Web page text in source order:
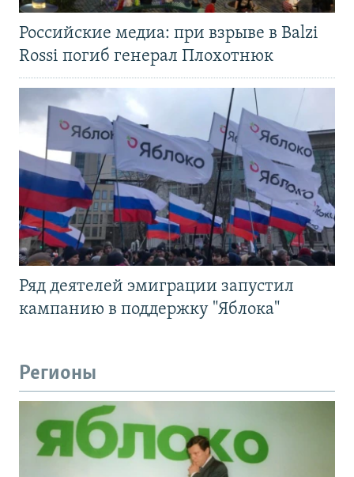
Российские медиа: при взрыве в Balzi
Rossi погиб генерал Плохотнюк
Ряд деятелей эмиграции запустил
кампанию в поддержку "Яблока"
Регионы